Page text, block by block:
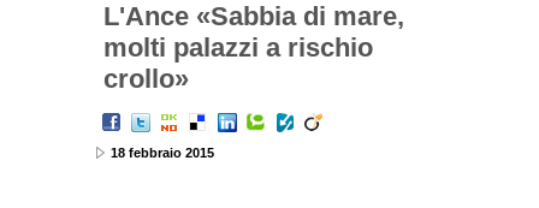
L'Ance «Sabbia di mare,
molti palazzi a rischio
crollo»
18 febbraio 2015